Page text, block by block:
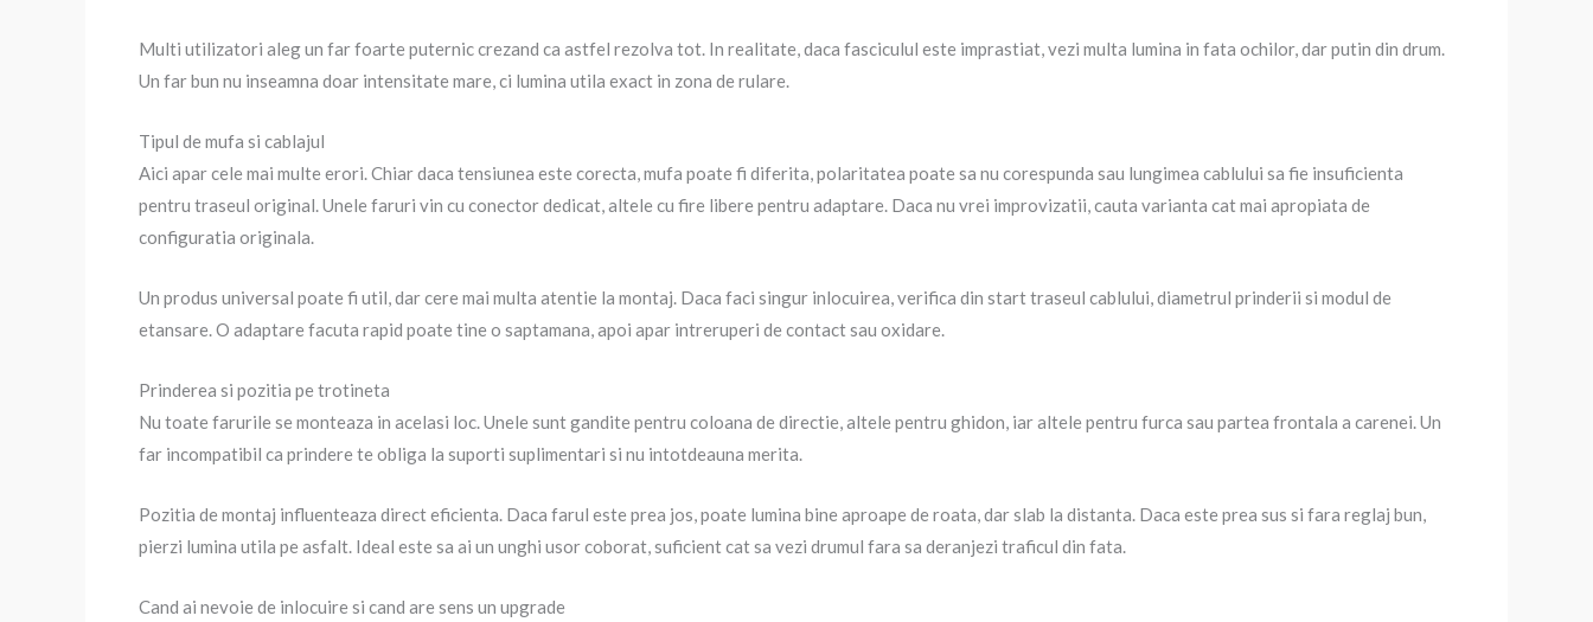
Multi utilizatori aleg un far foarte puternic crezand ca astfel rezolva tot. In realitate, daca fasciculul este imprastiat, vezi multa lumina in fata ochilor, dar putin din drum.
Un far bun nu inseamna doar intensitate mare, ci lumina utila exact in zona de rulare.
Tipul de mufa si cablajul
Aici apar cele mai multe erori. Chiar daca tensiunea este corecta, mufa poate fi diferita, polaritatea poate sa nu corespunda sau lungimea cablului sa fie insuficienta
pentru traseul original. Unele faruri vin cu conector dedicat, altele cu fire libere pentru adaptare. Daca nu vrei improvizatii, cauta varianta cat mai apropiata de
configuratia originala.
Un produs universal poate fi util, dar cere mai multa atentie la montaj. Daca faci singur inlocuirea, verifica din start traseul cablului, diametrul prinderii si modul de
etansare. O adaptare facuta rapid poate tine o saptamana, apoi apar intreruperi de contact sau oxidare.
Prinderea si pozitia pe trotineta
Nu toate farurile se monteaza in acelasi loc. Unele sunt gandite pentru coloana de directie, altele pentru ghidon, iar altele pentru furca sau partea frontala a carenei. Un
far incompatibil ca prindere te obliga la suporti suplimentari si nu intotdeauna merita.
Pozitia de montaj influenteaza direct eficienta. Daca farul este prea jos, poate lumina bine aproape de roata, dar slab la distanta. Daca este prea sus si fara reglaj bun,
pierzi lumina utila pe asfalt. Ideal este sa ai un unghi usor coborat, suficient cat sa vezi drumul fara sa deranjezi traficul din fata.
Cand ai nevoie de inlocuire si cand are sens un upgrade